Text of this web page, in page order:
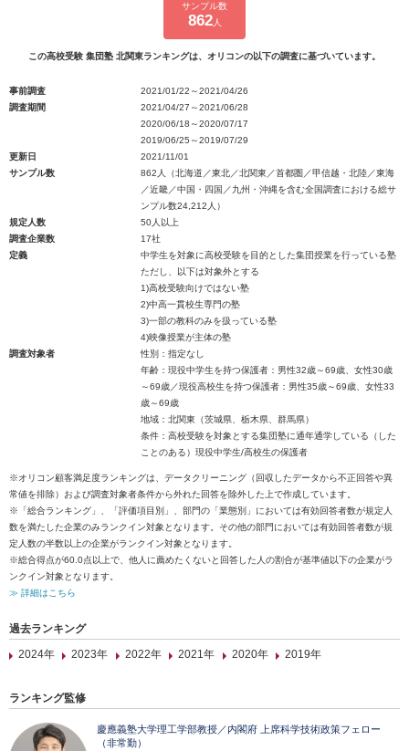
サンプル数
862人
この高校受験 集団塾 北関東ランキングは、オリコンの以下の調査に基づいています。
事前調査
2021/01/22～2021/04/26
調査期間
2021/04/27～2021/06/28
2020/06/18～2020/07/17
2019/06/25～2019/07/29
更新日
2021/11/01
サンプル数
862人（北海道／東北／北関東／首都圏／甲信越・北陸／東海
／近畿／中国・四国／九州・沖縄を含む全国調査における総サ
ンプル数24,212人）
規定人数
50人以上
調査企業数
17社
定義
中学生を対象に高校受験を目的とした集団授業を行っている塾
ただし、以下は対象外とする
1)高校受験向けではない塾
2)中高一貫校生専門の塾
3)一部の教科のみを扱っている塾
4)映像授業が主体の塾
調査対象者
性別：指定なし
年齢：現役中学生を持つ保護者：男性32歳～69歳、女性30歳
～69歳／現役高校生を持つ保護者：男性35歳～69歳、女性33
歳～69歳
地域：北関東（茨城県、栃木県、群馬県）
条件：高校受験を対象とする集団塾に通年通学している（した
ことのある）現役中学生/高校生の保護者
※オリコン顧客満足度ランキングは、データクリーニング（回収したデータから不正回答や異
常値を排除）および調査対象者条件から外れた回答を除外した上で作成しています。
※「総合ランキング」、「評価項目別」、部門の「業態別」においては有効回答者数が規定人
数を満たした企業のみランクイン対象となります。その他の部門においては有効回答者数が規
定人数の半数以上の企業がランクイン対象となります。
※総合得点が60.0点以上で、他人に薦めたくないと回答した人の割合が基準値以下の企業がラ
ンクイン対象となります。
≫ 詳細はこちら
過去ランキング
2024年
2023年 2022年 2021年 2020年 2019年
ランキング監修
慶應義塾大学理工学部教授／内閣府 上席科学技術政策フェロー
（非常勤）